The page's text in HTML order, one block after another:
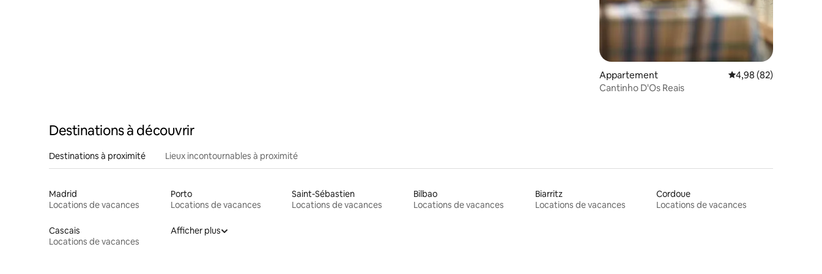
Appartement Évaluation moyenne
4,98 (82)
Cantinho D'Os Reais
Destinations à découvrir
Destinations à proximité Lieux incontournables à proximité
Madrid
Locations de vacances
Porto
Locations de vacances
Saint-Sébastien
Locations de vacances
Bilbao
Locations de vacances
Biarritz
Locations de vacances
Cordoue
Locations de vacances
Cascais
Locations de vacances
Afficher plus